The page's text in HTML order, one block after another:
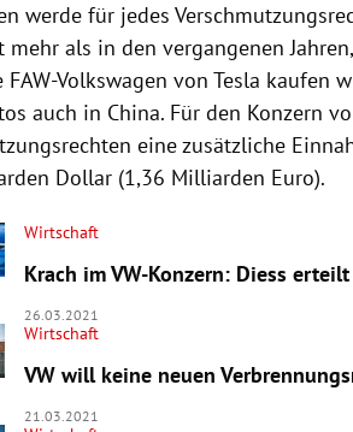
werde für jedes
mehr als in den vergangenen
Volkswagen von Tesla kaufen
auch in China. Für den Konzern
eine zusätzliche
Dollar (1,36 Milliarden Euro).
Wirtschaft
Krach im VW-Konzern: Diess
26.03.2021
Wirtschaft
VW will keine neuen
21.03.2021